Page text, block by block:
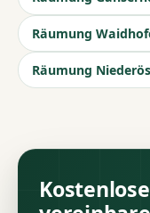
Räumung
Räumung